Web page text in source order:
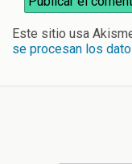
Este sitio usa
se procesan los